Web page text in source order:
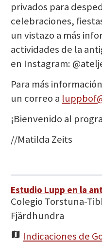
privados para
celebraciones,
un vistazo a más
actividades de la
en Instagram:
Para más
un correo a
¡Bienvenido al
//Matilda Zeits
Estudio Lupp en la
Colegio Torstuna-
Fjärdhundra
Indicaciones de